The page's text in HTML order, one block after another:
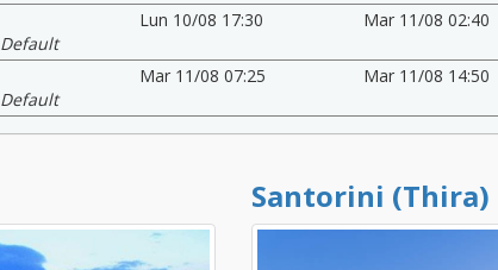
Default
Lun 10/08 17:30 Mar 11/08 02:40
Default
Mar 11/08 07:25 Mar 11/08 14:50
Santorini (Thira)